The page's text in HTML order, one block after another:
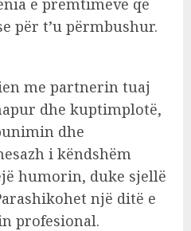
e premtimeve që
për t’u përmbushur.
me partnerin tuaj
dhe kuptimplotë,
dhe
i këndshëm
humorin, duke sjellë
një ditë e
profesional.